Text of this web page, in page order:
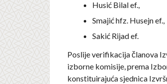
Husić Bilal ef.,
Smajić hfz. Husejn ef.,
Sakić Rijad ef.
Poslije verifikacija članova
izborne komisije, prema
konstituirajuća sjednica